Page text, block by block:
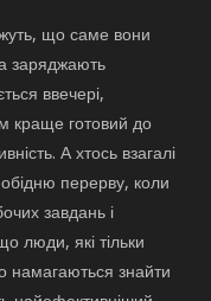
що саме вони
заряджають
ввечері,
краще готовий до
А хтось взагалі
перерву, коли
завдань і
люди, які тільки
намагаються знайти